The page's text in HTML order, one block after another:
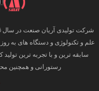
علم و تکنولوژی و دستگاه های به
سابقه ترین و با تجربه ترین تولید
رستورانی و همچنین